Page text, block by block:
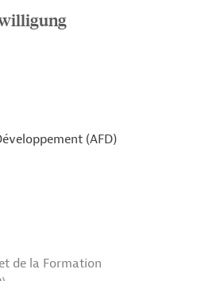
(AFD)
de la Formation